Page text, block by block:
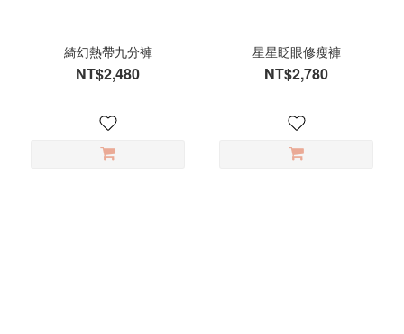
綺幻熱帶九分褲
NT$2,480
星星眨眼修瘦褲
NT$2,780